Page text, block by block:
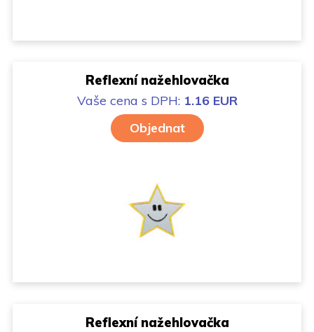
Reflexní nažehlovačka
Vaše cena s DPH: 1.16 EUR
Objednat
Reflexní nažehlovačka